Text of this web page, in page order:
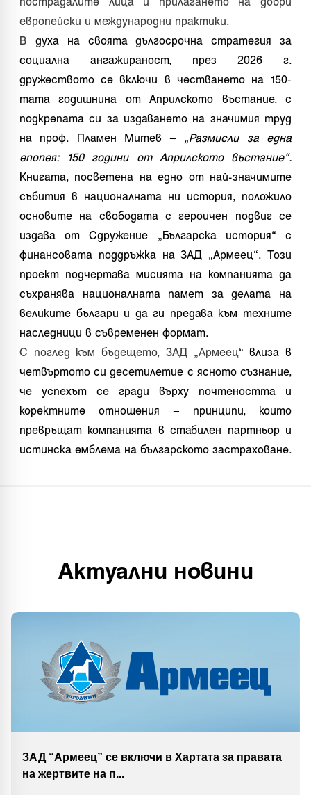
пострадалите лица и прилагането на добри
европейски и международни практики.
В духа на своята дългосрочна стратегия за
социална ангажираност, през 2026 г.
дружеството се включи в честването на 150-
тата годишнина от Априлското въстание, с
подкрепата си за издаването на значимия труд
на проф. Пламен Митев – „Размисли за една
епопея: 150 години от Априлското въстание“.
Книгата, посветена на едно от най-значимите
събития в националната ни история, положило
основите на свободата с героичен подвиг се
издава от Сдружение „Българска история“ с
финансовата поддръжка на ЗАД „Армеец“. Този
проект подчертава мисията на компанията да
съхранява националната памет за делата на
великите българи и да ги предава към техните
наследници в съвременен формат.
С поглед към бъдещето, ЗАД „Армеец “ влиза в
четвъртото си десетилетие с ясното съзнание,
че успехът се гради върху почтеността и
коректните отношения – принципи, които
превръщат компанията в стабилен партньор и
истинска емблема на българското застраховане.
Актуални новини
ЗАД “Армеец” се включи в Хартата за правата
на жертвите на п...